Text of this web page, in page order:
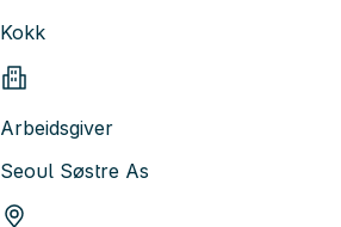
Kokk
Arbeidsgiver
Seoul Søstre As